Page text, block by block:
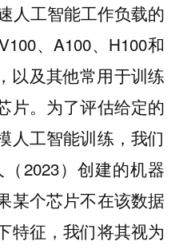
人工智能工作负载的
、A100、H100和
以及其他常用于训练
片。为了评估给定的
人工智能训练，我们
2023）创建的机器
某个芯片不在该数据
特征，我们将其视为